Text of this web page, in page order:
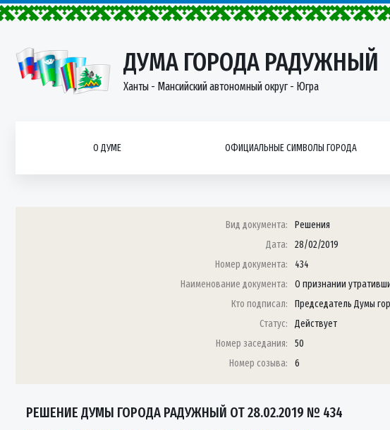
ДУМА ГОРОДА РАДУЖНЫЙ
Ханты - Мансийский автономный округ - Югра
О ДУМЕ ОФИЦИАЛЬНЫЕ СИМВОЛЫ ГОРОДА
Вид документа:
Решения
Дата:
28/02/2019
Номер документа:
434
Наименование документа:
О признании
Кто подписал:
Председатель Думы
Статус:
Действует
Номер заседания:
50
Номер созыва:
6
РЕШЕНИЕ ДУМЫ ГОРОДА РАДУЖНЫЙ ОТ 28.02.2019 № 434